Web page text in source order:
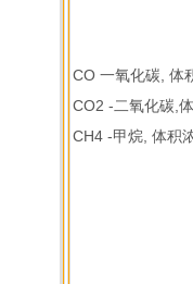
CO 一氧化碳, 体
CO2 -二氧化碳,
CH4 -甲烷, 体积